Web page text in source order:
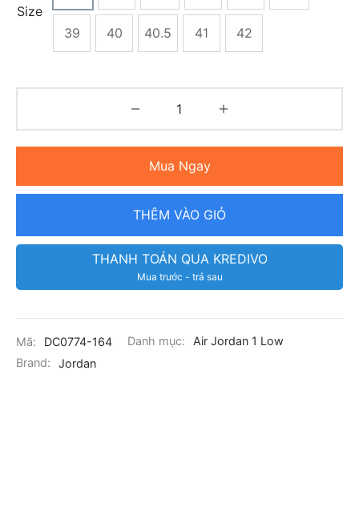
Size
39 40 40.5 41 42
Mua Ngay
THÊM VÀO GIỎ
THANH TOÁN QUA KREDIVO
Mua trước - trả sau
Mã: DC0774-164 Danh mục:
Air Jordan 1 Low
Brand:
Jordan